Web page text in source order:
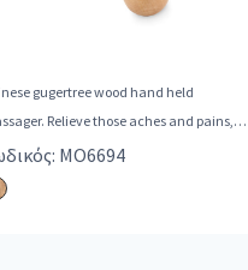
gugertree wood hand held
Relieve those aches and pains,
MO6694